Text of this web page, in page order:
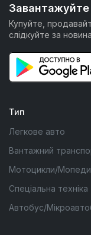
Завантажуйте
Купуйте,
слідкуйте за
Тип
Легкове авто
Вантажний
Мотоцикли/Мопеди
Спеціальна техніка
Автобус/